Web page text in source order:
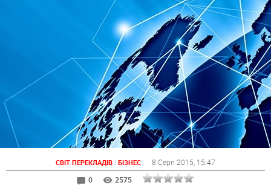
СВІТ ПЕРЕКЛАДІВ : БІЗНЕС 8 Серп 2015 , 15:47
0
2575